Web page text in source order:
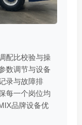
配比校验与操
数调节与设备
录与故障排
每一个岗位均
品牌设备优